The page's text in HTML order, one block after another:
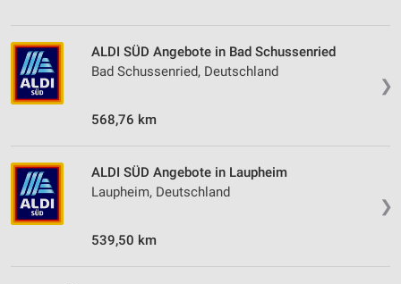
❯
ALDI SÜD Angebote in Bad Schussenried
Bad Schussenried, Deutschland
568,76 km
❯
ALDI SÜD Angebote in Laupheim
Laupheim, Deutschland
539,50 km